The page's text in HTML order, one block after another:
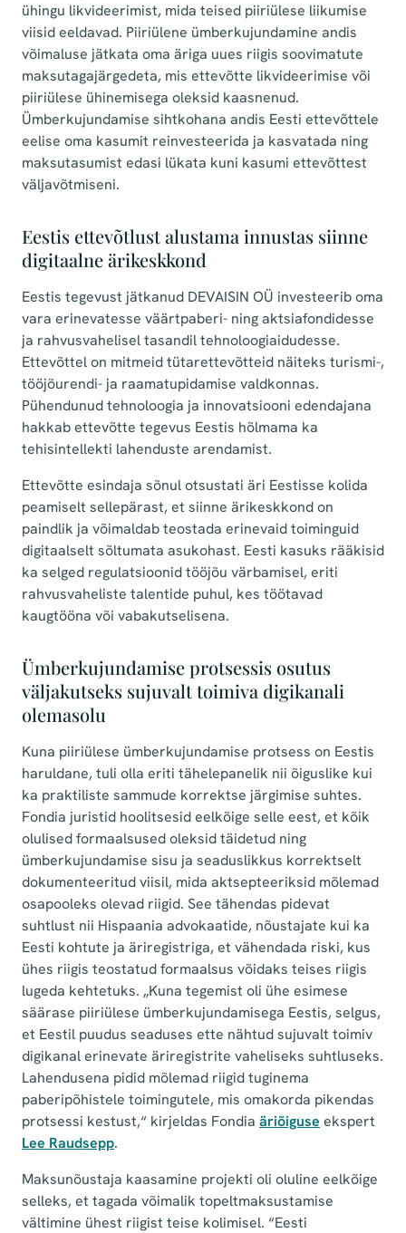
ühingu likvideerimist, mida teised piiriülese liikumise
viisid eeldavad. Piiriülene ümberkujundamine andis
võimaluse jätkata oma äriga uues riigis soovimatute
maksutagajärgedeta, mis ettevõtte likvideerimise või
piiriülese ühinemisega oleksid kaasnenud.
Ümberkujundamise sihtkohana andis Eesti ettevõttele
eelise oma kasumit reinvesteerida ja kasvatada ning
maksutasumist edasi lükata kuni kasumi ettevõttest
väljavõtmiseni.
Eestis ettevõtlust alustama innustas siinne
digitaalne ärikeskkond
Eestis tegevust jätkanud DEVAISIN OÜ investeerib oma
vara erinevatesse väärtpaberi- ning aktsiafondidesse
ja rahvusvahelisel tasandil tehnoloogiaidudesse.
Ettevõttel on mitmeid tütarettevõtteid näiteks turismi-,
tööjõurendi- ja raamatupidamise valdkonnas.
Pühendunud tehnoloogia ja innovatsiooni edendajana
hakkab ettevõtte tegevus Eestis hõlmama ka
tehisintellekti lahenduste arendamist.
Ettevõtte esindaja sõnul otsustati äri Eestisse kolida
peamiselt sellepärast, et siinne ärikeskkond on
paindlik ja võimaldab teostada erinevaid toiminguid
digitaalselt sõltumata asukohast. Eesti kasuks rääkisid
ka selged regulatsioonid tööjõu värbamisel, eriti
rahvusvaheliste talentide puhul, kes töötavad
kaugtööna või vabakutselisena.
Ümberkujundamise protsessis osutus
väljakutseks sujuvalt toimiva digikanali
olemasolu
Kuna piiriülese ümberkujundamise protsess on Eestis
haruldane, tuli olla eriti tähelepanelik nii õiguslike kui
ka praktiliste sammude korrektse järgimise suhtes.
Fondia juristid hoolitsesid eelkõige selle eest, et kõik
olulised formaalsused oleksid täidetud ning
ümberkujundamise sisu ja seaduslikkus korrektselt
dokumenteeritud viisil, mida aktsepteeriksid mõlemad
osapooleks olevad riigid. See tähendas pidevat
suhtlust nii Hispaania advokaatide, nõustajate kui ka
Eesti kohtute ja äriregistriga, et vähendada riski, kus
ühes riigis teostatud formaalsus võidaks teises riigis
lugeda kehtetuks. „Kuna tegemist oli ühe esimese
säärase piiriülese ümberkujundamisega Eestis, selgus,
et Eestil puudus seaduses ette nähtud sujuvalt toimiv
digikanal erinevate äriregistrite vaheliseks suhtluseks.
Lahendusena pidid mõlemad riigid tuginema
paberipõhistele toimingutele, mis omakorda pikendas
protsessi kestust,“ kirjeldas Fondia äriõiguse ekspert
Lee Raudsepp.
Maksunõustaja kaasamine projekti oli oluline eelkõige
selleks, et tagada võimalik topeltmaksustamise
vältimine ühest riigist teise kolimisel. “Eesti